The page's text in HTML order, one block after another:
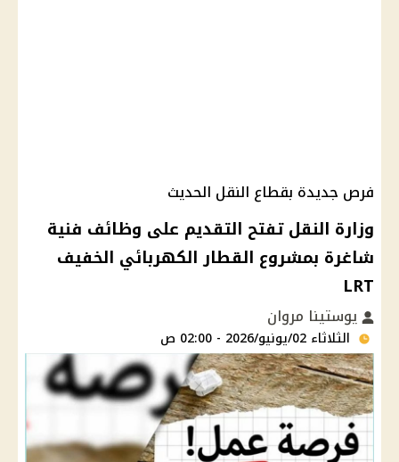
فرص جديدة بقطاع النقل الحديث
وزارة النقل تفتح التقديم على وظائف فنية
شاغرة بمشروع القطار الكهربائي الخفيف
LRT
يوستينا مروان
الثلاثاء 02/يونيو/2026 - 02:00 ص